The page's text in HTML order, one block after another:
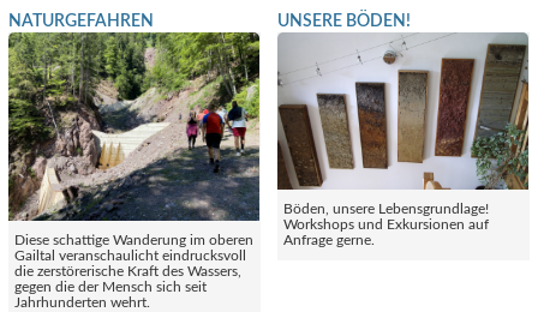
NATURGEFAHREN
Diese schattige Wanderung im oberen
Gailtal veranschaulicht eindrucksvoll
die zerstörerische Kraft des Wassers,
gegen die der Mensch sich seit
Jahrhunderten wehrt.
UNSERE BÖDEN!
Böden, unsere Lebensgrundlage!
Workshops und Exkursionen auf
Anfrage gerne.